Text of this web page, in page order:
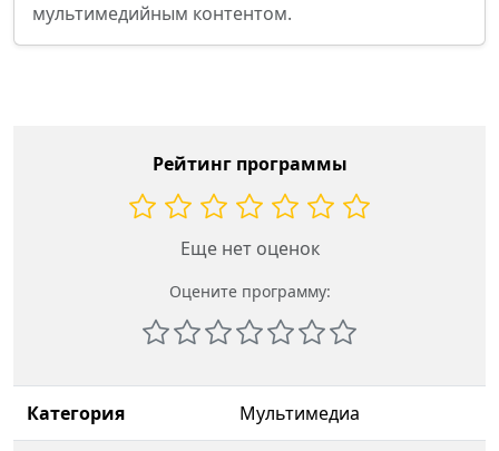
мультимедийным контентом.
Рейтинг программы
Еще нет оценок
Оцените программу:
Категория Мультимедиа